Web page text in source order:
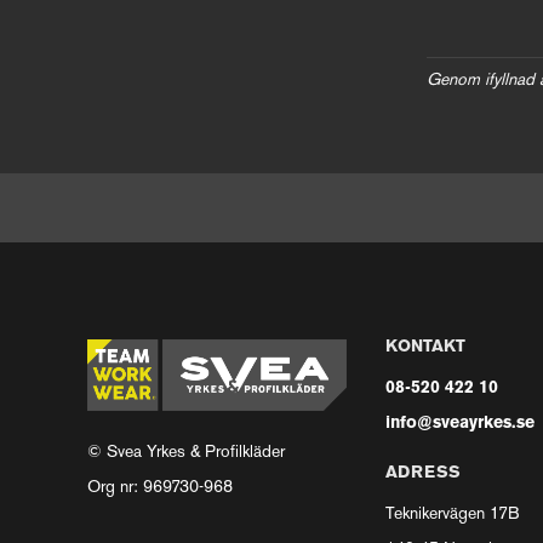
Genom ifyllnad
© Svea Yrkes & Profilkläder
Org nr: 969730-968
KONTAKT
08-520 422 10
info@sveayrkes.se
ADRESS
Teknikervägen 17B